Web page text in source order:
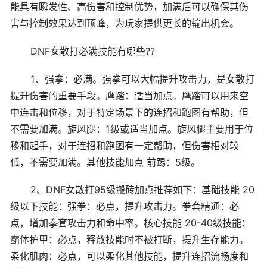
能具有瞬发性、高伤害和控制优势，加满后可以确保其伤
害与控制效果达到顶峰，为玩家提供更长的输出机会。
DNF女散打必满技能有哪些??
1、强拳：必满。强拳可以大幅提升攻击力，是女散打
提升伤害的重要手段。鹰踏：适当加点。鹰踏可以用来空
中连击和位移，对于特定场景下的连招和跑图有帮助，但
不需要加满。旋风腿：1级或适当加点。旋风腿主要用于位
移和起手，对于连招和跑图有一定帮助，但伤害相对较
低，不需要加满。其他技能加点 前踢：5级。
2、DNF女散打95级搬砖加点推荐如下：基础技能 20
级以下技能：强拳：必点，提升攻击力。拳套精通：必
点，增加拳套攻击力和命中率。核心技能 20-40级技能：
霸体护甲：必点，释放技能时不被打断，提升生存能力。
柔化肌肉：必点，可以柔化其他技能，提升连招流畅度和